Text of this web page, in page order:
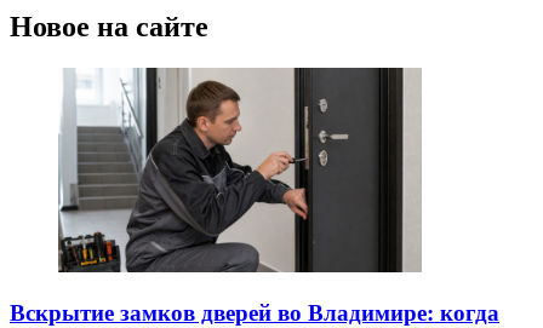
Новое на сайте
Вскрытие замков дверей во Владимире: когда